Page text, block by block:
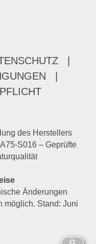
des Herstellers
S016 – Geprüfte
Änderungen
möglich. Stand: Juni